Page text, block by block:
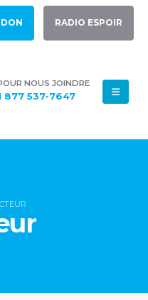
DON RADIO ESPOIR
NOUS JOINDRE
877 537-7647